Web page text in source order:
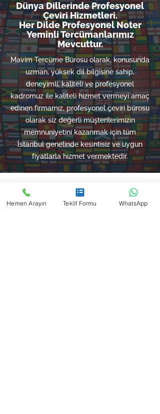
Dünya Dillerinde Profesyonel
Çeviri Hizmetleri.
Her Dilde Profesyonel Noter
Yeminli Tercümanlarımız
Mevcuttur.
Mavim Tercüme Bürosu olarak, konusunda
uzman, yüksek dil bilgisine sahip,
deneyimli, kaliteli ve profesyonel
kadromuz ile kaliteli hizmet vermeyi amaç
edinen firmamız, profesyonel çeviri bürosu
olarak siz değerli müşterilerimizin
memnuniyetini kazanmak için tüm
İstanbul genelinde kesintisiz ve uygun
fiyatlarla hizmet vermektedir.
MAVİM TERCÜME
Hemen Arayın Teklif Formu WhatsApp